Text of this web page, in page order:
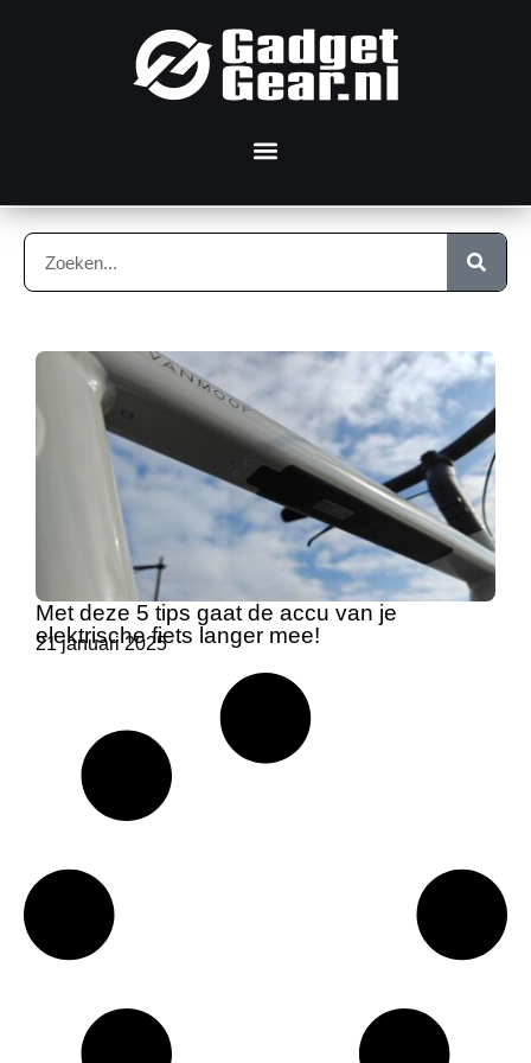
Met deze 5 tips gaat de accu van je
elektrische fiets langer mee!
21 januari 2025